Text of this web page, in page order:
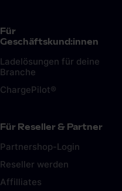
Für
Geschäftskund:innen
Ladelösungen für deine
Branche
ChargePilot®
Für Reseller & Partner
Partnershop-Login
Reseller werden
Affilliates